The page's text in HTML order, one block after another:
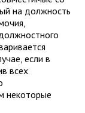
на должность
если в
всех
некоторые